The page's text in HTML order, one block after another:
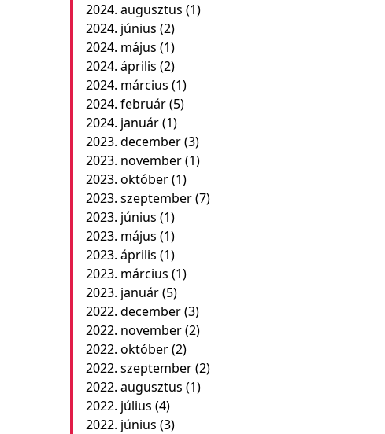
2024. augusztus (1)
2024. június (2)
2024. május (1)
2024. április (2)
2024. március (1)
2024. február(5)
2024. január(1)
2023. december(3)
2023. november(1)
2023. október(1)
2023. szeptember(7)
2023. június (1)
2023. május (1)
2023. április (1)
2023. március (1)
2023. január(5)
2022. december(3)
2022. november(2)
2022. október(2)
2022. szeptember(2)
2022. augusztus (1)
2022. július (4)
2022. június (3)